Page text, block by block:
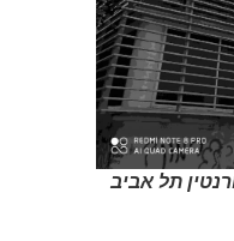
תל אביב